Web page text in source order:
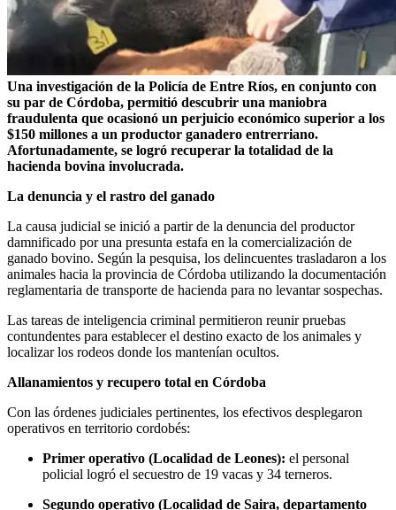
Una investigación de la Policía de Entre Ríos, en conjunto con
su par de Córdoba, permitió descubrir una maniobra
fraudulenta que ocasionó un perjuicio económico superior a los
$150 millones a un productor ganadero entrerriano.
Afortunadamente, se logró recuperar la totalidad de la
hacienda bovina involucrada.
La denuncia y el rastro del ganado
La causa judicial se inició a partir de la denuncia del productor
damnificado por una presunta estafa en la comercialización de
ganado bovino. Según la pesquisa, los delincuentes trasladaron a los
animales hacia la provincia de Córdoba utilizando la documentación
reglamentaria de transporte de hacienda para no levantar sospechas.
Las tareas de inteligencia criminal permitieron reunir pruebas
contundentes para establecer el destino exacto de los animales y
localizar los rodeos donde los mantenían ocultos.
Allanamientos y recupero total en Córdoba
Con las órdenes judiciales pertinentes, los efectivos desplegaron
operativos en territorio cordobés:
Primer operativo (Localidad de Leones): el personal
policial logró el secuestro de 19 vacas y 34 terneros.
Segundo operativo (Localidad de Saira, departamento